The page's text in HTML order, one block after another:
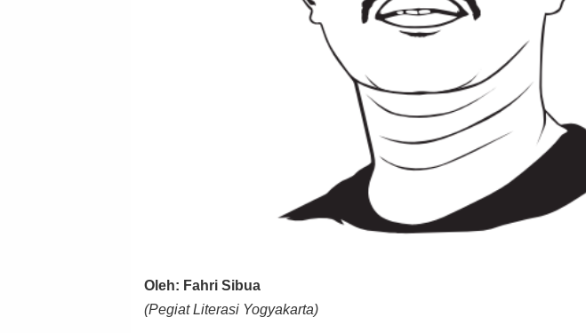
Oleh: Fahri Sibua
(Pegiat Literasi Yogyakarta)